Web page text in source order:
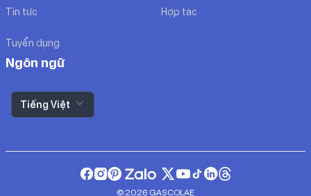
Tin tức Hợp tác
Tuyển dụng
Ngôn ngữ
Tiếng Việt
© 2026 GASCOLAE